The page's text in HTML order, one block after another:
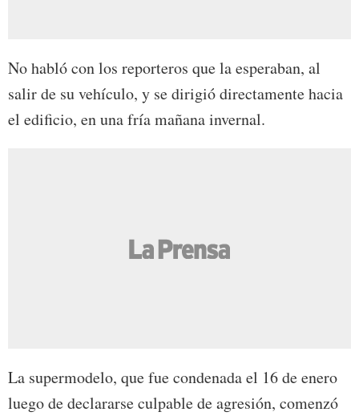
No habló con los reporteros que la esperaban, al
salir de su vehículo, y se dirigió directamente hacia
el edificio, en una fría mañana invernal.
La supermodelo, que fue condenada el 16 de enero
luego de declararse culpable de agresión, comenzó